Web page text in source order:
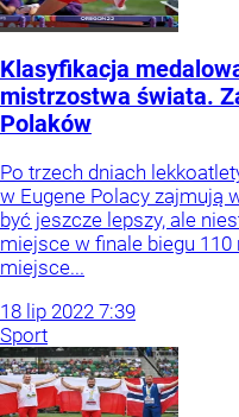
Klasyfikacja
mistrzostwa świata.
Polaków
Po trzech dniach
w Eugene Polacy zajmują
być jeszcze lepszy, ale
miejsce w finale biegu 110
miejsce...
18 lip 2022 7:39
Sport